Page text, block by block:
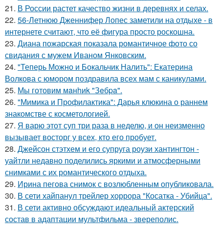
21. В России растет качество жизни в деревнях и селах.
22. 56-Летнюю Дженнифер Лопес заметили на отдыхе - в
интернете считают, что её фигура просто роскошна.
23. Диана пожарская показала романтичное фото со
свидания с мужем Иваном Янковским.
24. "Теперь Можно и Бокальчик Налить": Екатерина
Волкова с юмором поздравила всех мам с каникулами.
25. Мы готовим мaнhиk "Зeбpa".
26. "Мимика и Профилактика": Дарья клюкина о раннем
знакомстве с косметологией.
27. Я варю этот суп три раза в неделю, и он неизменно
вызывает восторг у всех, кто его пробует.
28. Джейсон стэтхем и его супруга роузи хантингтон -
уайтли недавно поделились яркими и атмосферными
снимками с их романтического отдыха.
29. Ирина пегова снимок с возлюбленным опубликовала.
30. В сети хайпанул трейлер хоррора "Косатка - Убийца".
31. В сети активно обсуждают идеальный актерский
состав в адаптации мультфильма - звереполис.